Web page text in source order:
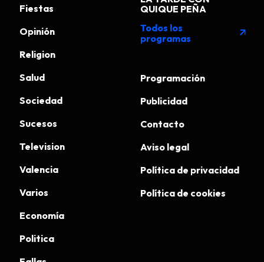
Fiestas
Opinión
Religion
Salud
Sociedad
Sucesos
Television
Valencia
Varios
Economía
Politica
QUIQUE PEÑA
Todos los
programas
arrow_outward
Programación
Publicidad
Contacto
Aviso legal
Política de privacidad
Política de cookies